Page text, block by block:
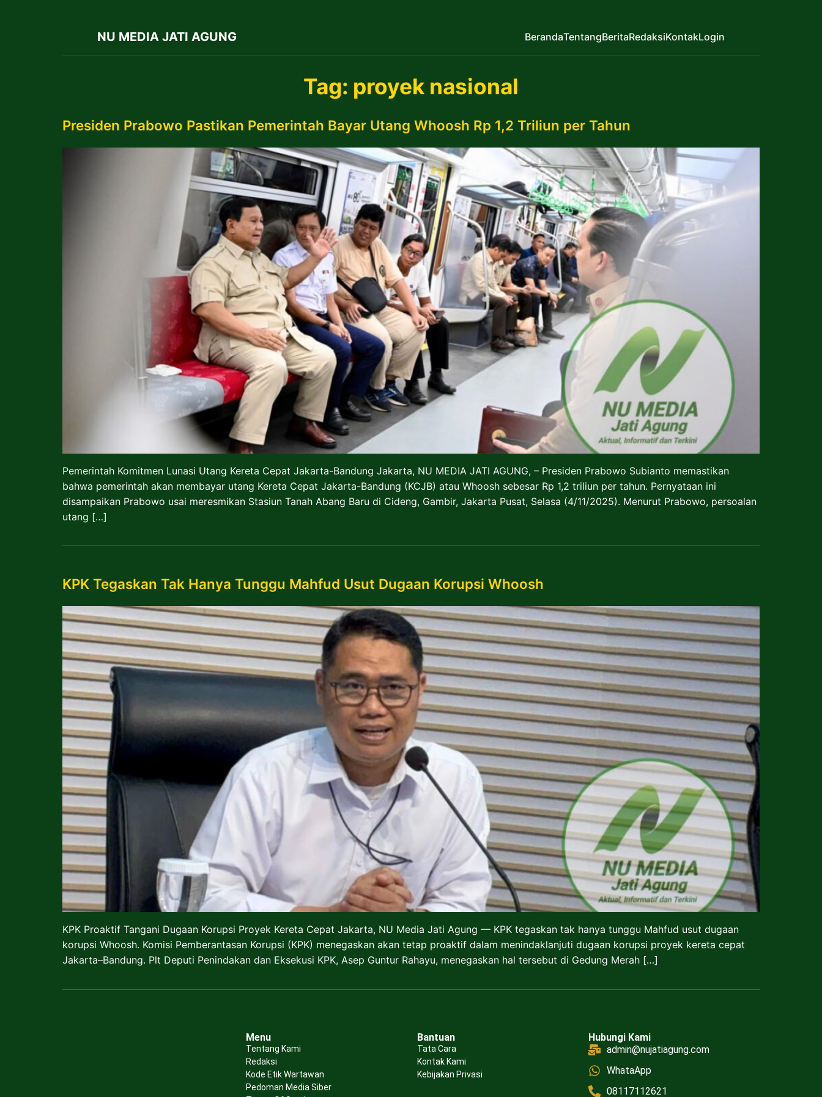
NU MEDIA JATI AGUNG BerandaTentangBeritaRedaksiKontakLogin
Tag: proyek nasional
Presiden Prabowo Pastikan Pemerintah Bayar Utang Whoosh Rp 1,2 Triliun per Tahun
Pemerintah Komitmen Lunasi Utang Kereta Cepat Jakarta-Bandung Jakarta, NU MEDIA JATI AGUNG, – Presiden Prabowo Subianto memastikan
bahwa pemerintah akan membayar utang Kereta Cepat Jakarta-Bandung (KCJB) atau Whoosh sebesar Rp 1,2 triliun per tahun. Pernyataan ini
disampaikan Prabowo usai meresmikan Stasiun Tanah Abang Baru di Cideng, Gambir, Jakarta Pusat, Selasa (4/11/2025). Menurut Prabowo, persoalan
utang […]
KPK Tegaskan Tak Hanya Tunggu Mahfud Usut Dugaan Korupsi Whoosh
KPK Proaktif Tangani Dugaan Korupsi Proyek Kereta Cepat Jakarta, NU Media Jati Agung — KPK tegaskan tak hanya tunggu Mahfud usut dugaan
korupsi Whoosh. Komisi Pemberantasan Korupsi (KPK) menegaskan akan tetap proaktif dalam menindaklanjuti dugaan korupsi proyek kereta cepat
Jakarta–Bandung. Plt Deputi Penindakan dan Eksekusi KPK, Asep Guntur Rahayu, menegaskan hal tersebut di Gedung Merah […]
Menu
Tentang Kami
Redaksi
Kode Etik Wartawan
Pedoman Media Siber
Bantuan
Tata Cara
Kontak Kami
Kebijakan Privasi
Hubungi Kami
admin@nujatiagung.com
WhataApp
08117112621